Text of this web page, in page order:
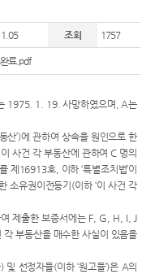
조회 1757
료.pdf
1975. 1. 19.사망하였으며 , A는
산’)에 관하여 상속을 원인으로 한
이 사건 각 부동산에 관하여C 명의
제 16913호, 이하‘특별조치법’이
소유권이전등기 (이하‘이 사건 각
제출한 보증서에는 F, G, H, I, J
각 부동산을 매수한 사실이 있음을
) 및 선정자들(이하‘원고들’)은 A의